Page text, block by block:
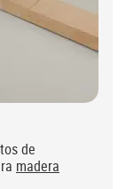
de
madera